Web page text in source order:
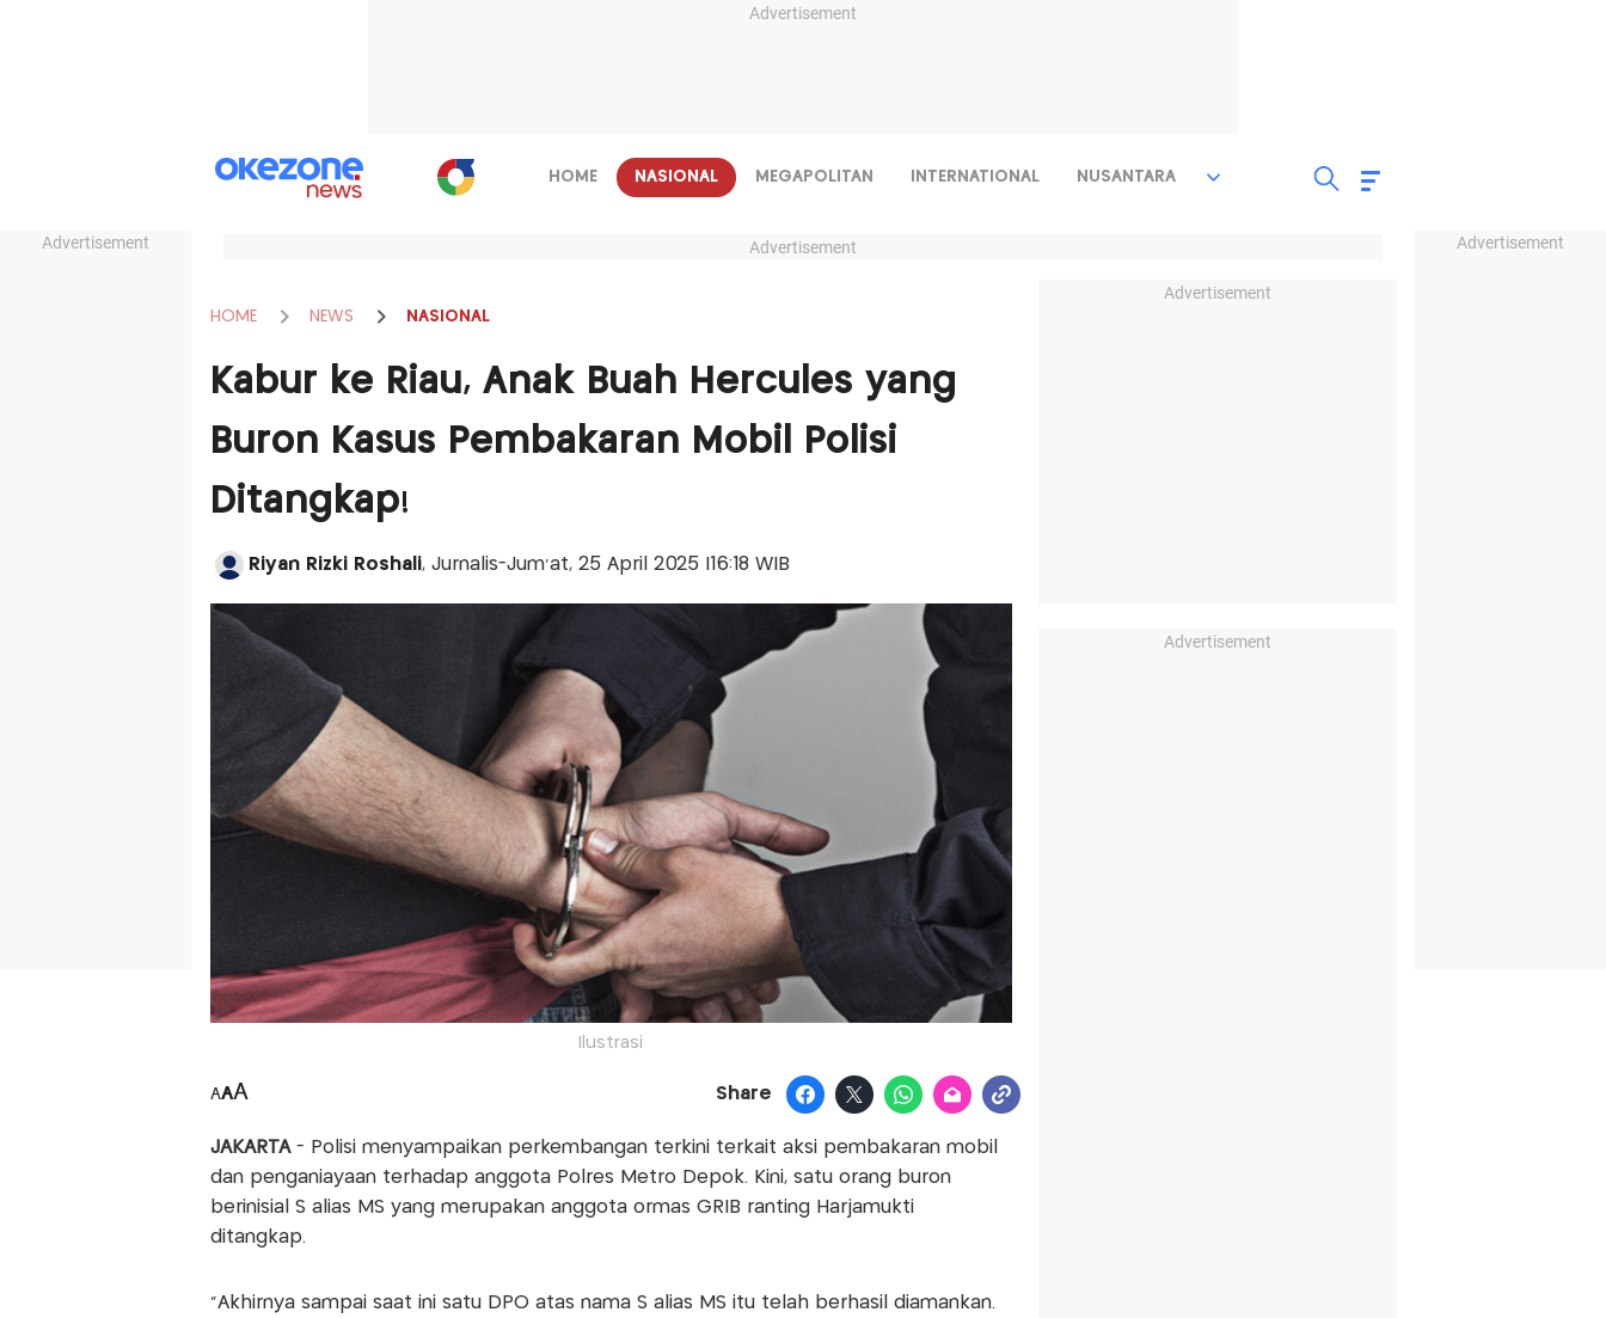
Advertisement
Advertisement Advertisement
HOME NASIONAL MEGAPOLITAN INTERNATIONAL NUSANTARA
Advertisement
HOME NEWS NASIONAL
Kabur ke Riau, Anak Buah Hercules yang
Buron Kasus Pembakaran Mobil Polisi
Ditangkap!
Riyan Rizki Roshali, Jurnalis-Jum'at, 25 April 2025 |16:18 WIB
Ilustrasi
AAA Share
JAKARTA- Polisi menyampaikan perkembangan terkini terkait aksi pembakaran mobil
dan penganiayaan terhadap anggota Polres Metro Depok. Kini, satu orang buron
berinisial S alias MS yang merupakan anggota ormas GRIB ranting Harjamukti
ditangkap.
"Akhirnya sampai saat ini satu DPO atas nama S alias MS itu telah berhasil diamankan.
Advertisement
Advertisement